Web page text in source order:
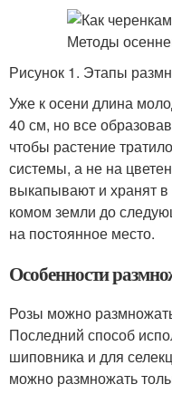
Рисунок 1. Этапы
Уже к осени длина
40 см, но все
чтобы растение
системы, а не на
выкапывают и хранят
комом земли до
на постоянное место.
Особенности
Розы можно
Последний способ
шиповника и для
можно размножать